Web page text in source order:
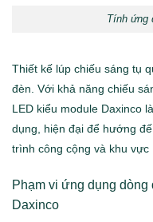
Tính ứng
Thiết kế lúp chiếu sáng tụ
đèn. Với khả năng chiếu
LED kiểu module Daxinco
dụng, hiện đại để hướng
trình công cộng và khu
Phạm vi ứng dụng
Daxinco